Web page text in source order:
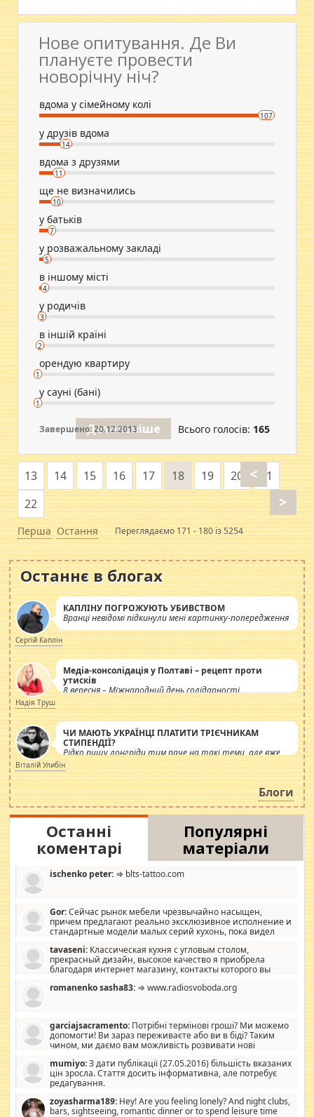
Завершено: 20.12.2013
Нове опитування. Де Ви
плануєте провести
новорічну ніч?
вдома у сімейному колі
107
у друзів вдома
14
вдома з друзями
11
ще не визначились
10
у батьків
7
у розважальному закладі
5
в іншому місті
4
у родичів
3
в іншій країні
2
орендую квартиру
1
у сауні (бані)
1
Детальніше Всього голосів: 165
Перша
<
13 14 15 16 17 18 19 20
21
22
>
Остання Переглядаємо 171 - 180 із 5254
Останнє в блогах
КАПЛІНУ ПОГРОЖУЮТЬ УБИВСТВОМ
Вранці невідомі підкинули мені картинку-попередження
Сергій Каплін
Медіа-консолідація у Полтаві – рецепт проти
утисків
8 вересня – Міжнародний день солідарності
журналістів.
Надія Труш
ЧИ МАЮТЬ УКРАЇНЦІ ПЛАТИТИ ТРІЄЧНИКАМ
СТИПЕНДІЇ?
Рідко пишу лонгріди тим паче на такі теми, але вже
просто дістало! Обурюють сьогоднішні інсенуації
навколо стипендіального питання. Штучно
роздувається ще одна соціальна катастрофа.
Віталій Улибін
Блоги
Останні
коментарі
Популярні
матеріали
ischenko peter: ⇒ blts-tattoo.com
Gor:Сейчас рынок мебели чрезвычайно насыщен,
причем предлагают реально эксклюзивное исполнение и
стандартные модели малых серий кухонь, пока видел
стандартные формы, в MebelOk, креативненько и что главное -
со вкусом все в порядке, без ненужных наворотов удорожающих
мебель, а это не последний фактор.
tavaseni: Классическая кухня с угловым столом,
прекрасный дизайн, высокое качество я приобрела
благодаря интернет магазину, контакты которого вы
romanenko sasha83: ⇒ www.radiosvoboda.org
garciajsacramento: Потрібні термінові гроші? Ми можемо
допомогти! Ви зараз переживаєте або ви в біді? Таким
чином, ми даємо вам можливість розвивати нові
допомагати людям, які намагаються дати їм шанс. Кожен
заслуговує на другий шанс, і, оскільки влада не зможе, вони
повинні приймати від інших. Для нас нема багато суми, і зрілість
витрат, а тільки узгоджених сум і нічого іншого. Не чекайте і не
коментуйте цей пост. Введіть суму, яку ви хочете подати, і ми
mumiyo:З дати публікації (27.05.2016) більшість вказаних
цін зросла. Стаття досить інформативна, але потребує
редагування.
zoyasharma189: Hey! Are you feeling lonely? And night clubs,
bars, sightseeing, romantic dinner or to spend leisure time